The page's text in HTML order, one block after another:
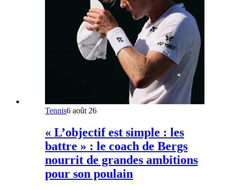
Tennis6 août 26
« L’objectif est simple : les
battre » : le coach de Bergs
nourrit de grandes ambitions
pour son poulain